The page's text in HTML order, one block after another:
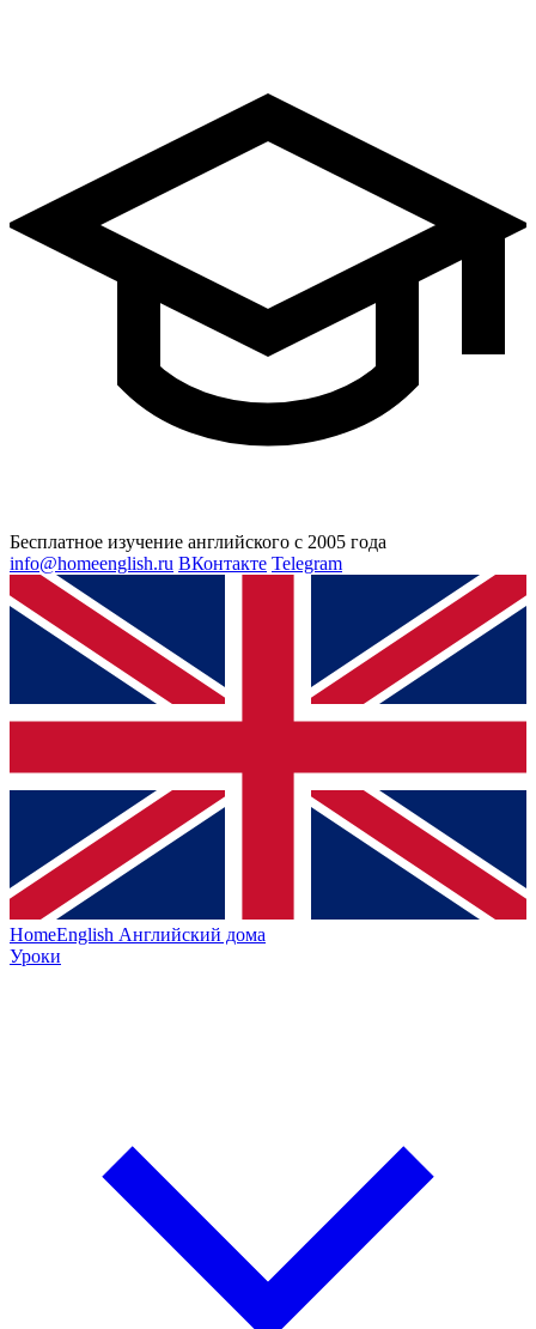
Бесплатное изучение английского с 2005 года
info@homeenglish.ru ВКонтакте Telegram
HomeEnglish Английский дома
Уроки